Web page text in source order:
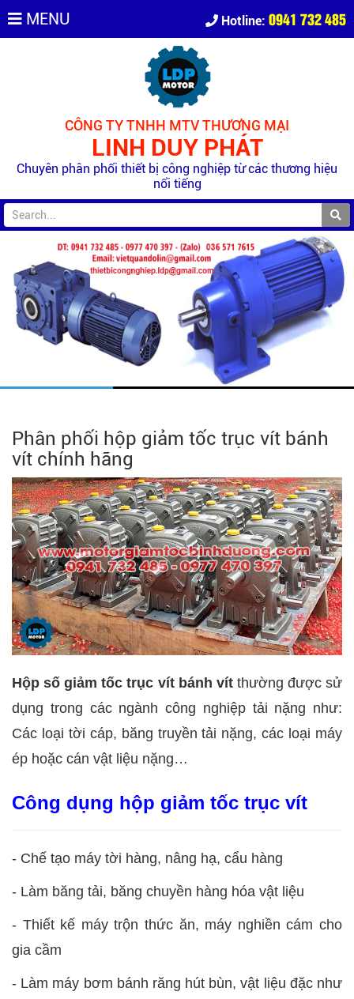
MENU Hotline: 0941 732 485
CÔNG TY TNHH MTV THƯƠNG MẠI
LINH DUY PHÁT
Chuyên phân phối thiết bị công nghiệp từ các thương hiệu
nổi tiếng
Phân phối hộp giảm tốc trục vít bánh
vít chính hãng
Hộp số giảm tốc trục vít bánh vítthường được sử
dụng trong các ngành công nghiệp tải nặng như:
Các loại tời cáp, băng truyền tải nặng, các loại máy
ép hoặc cán vật liệu nặng…
Công dụng hộp giảm tốc trục vít
- Chế tạo máy tời hàng, nâng hạ, cẩu hàng
- Làm băng tải, băng chuyền hàng hóa vật liệu
- Thiết kế máy trộn thức ăn, máy nghiền cám cho
gia cầm
- Làm máy bơm bánh răng hút bùn, vật liệu đặc như